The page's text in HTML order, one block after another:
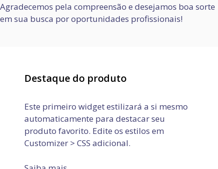
Agradecemos pela compreensão e desejamos boa sorte
em sua busca por oportunidades profissionais!
Destaque do produto
Este primeiro widget estilizará a si mesmo
automaticamente para destacar seu
produto favorito. Edite os estilos em
Customizer > CSS adicional.